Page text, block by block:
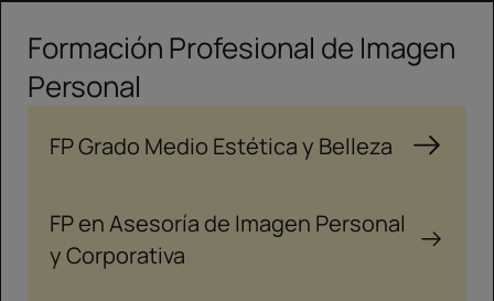
Formación Profesional de Imagen
Personal
FP Grado Medio Estética y Belleza
FP en Asesoría de Imagen Personal
y Corporativa